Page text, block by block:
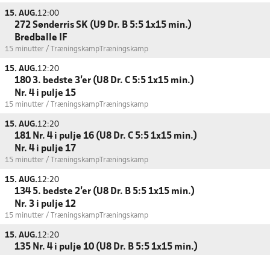
15. AUG.12:00
272 Sønderris SK (U9 Dr. B 5:5 1x15 min.)
Bredballe IF
15 minutter / Træningskamp Træningskamp
15. AUG.12:20
180 3. bedste 3'er (U8 Dr. C 5:5 1x15 min.)
Nr. 4 i pulje 15
15 minutter / Træningskamp Træningskamp
15. AUG.12:20
181 Nr. 4 i pulje 16 (U8 Dr. C 5:5 1x15 min.)
Nr. 4 i pulje 17
15 minutter / Træningskamp Træningskamp
15. AUG.12:20
134 5. bedste 2'er (U8 Dr. B 5:5 1x15 min.)
Nr. 3 i pulje 12
15 minutter / Træningskamp Træningskamp
15. AUG.12:20
135 Nr. 4 i pulje 10 (U8 Dr. B 5:5 1x15 min.)